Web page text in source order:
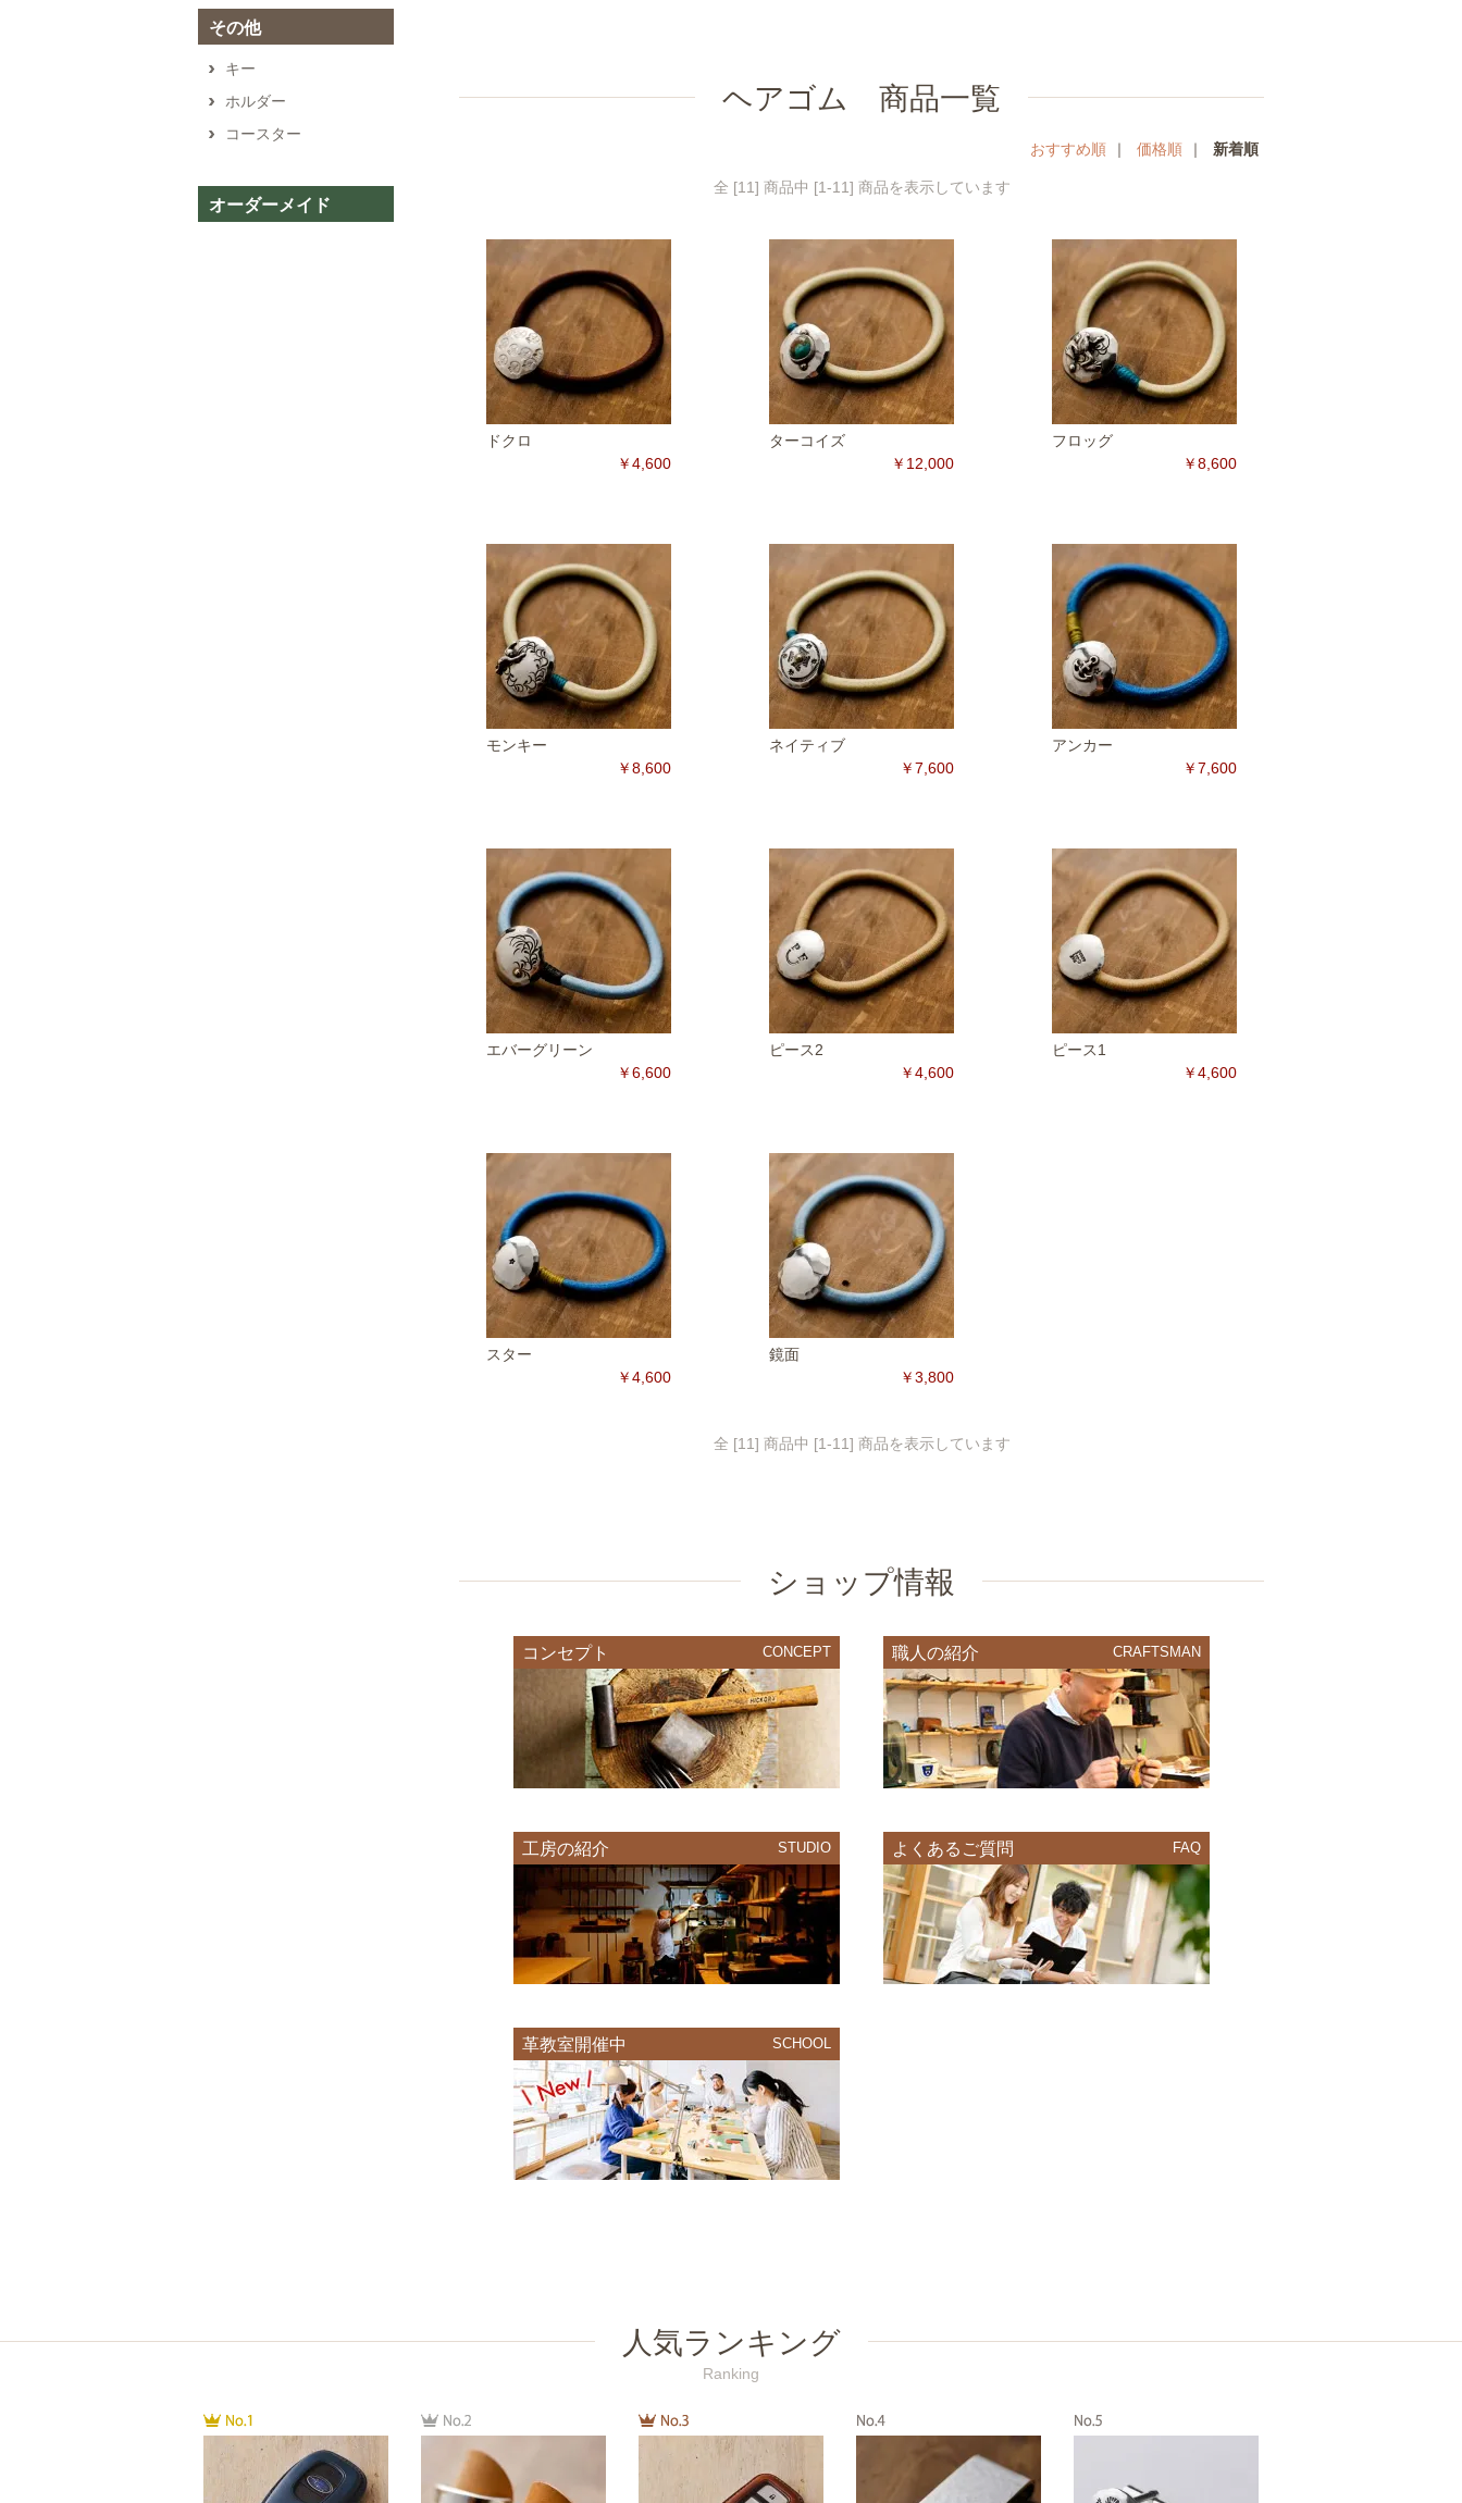
ヘアゴム 商品一覧
おすすめ順 ｜ 価格順 ｜ 新着順
全 [11] 商品中 [1-11] 商品を表示しています
ドクロ
￥4,600
ターコイズ
￥12,000
フロッグ
￥8,600
モンキー
￥8,600
ネイティブ
￥7,600
アンカー
￥7,600
エバーグリーン
￥6,600
ピース2
￥4,600
ピース1
￥4,600
スター
￥4,600
鏡面
￥3,800
全 [11] 商品中 [1-11] 商品を表示しています
ショップ情報
コンセプト CONCEPT 職人の紹介 CRAFTSMAN
工房の紹介 STUDIO よくあるご質問 FAQ
革教室開催中 SCHOOL
その他
キー
ホルダー
コースター
オーダーメイド
人気ランキング
Ranking